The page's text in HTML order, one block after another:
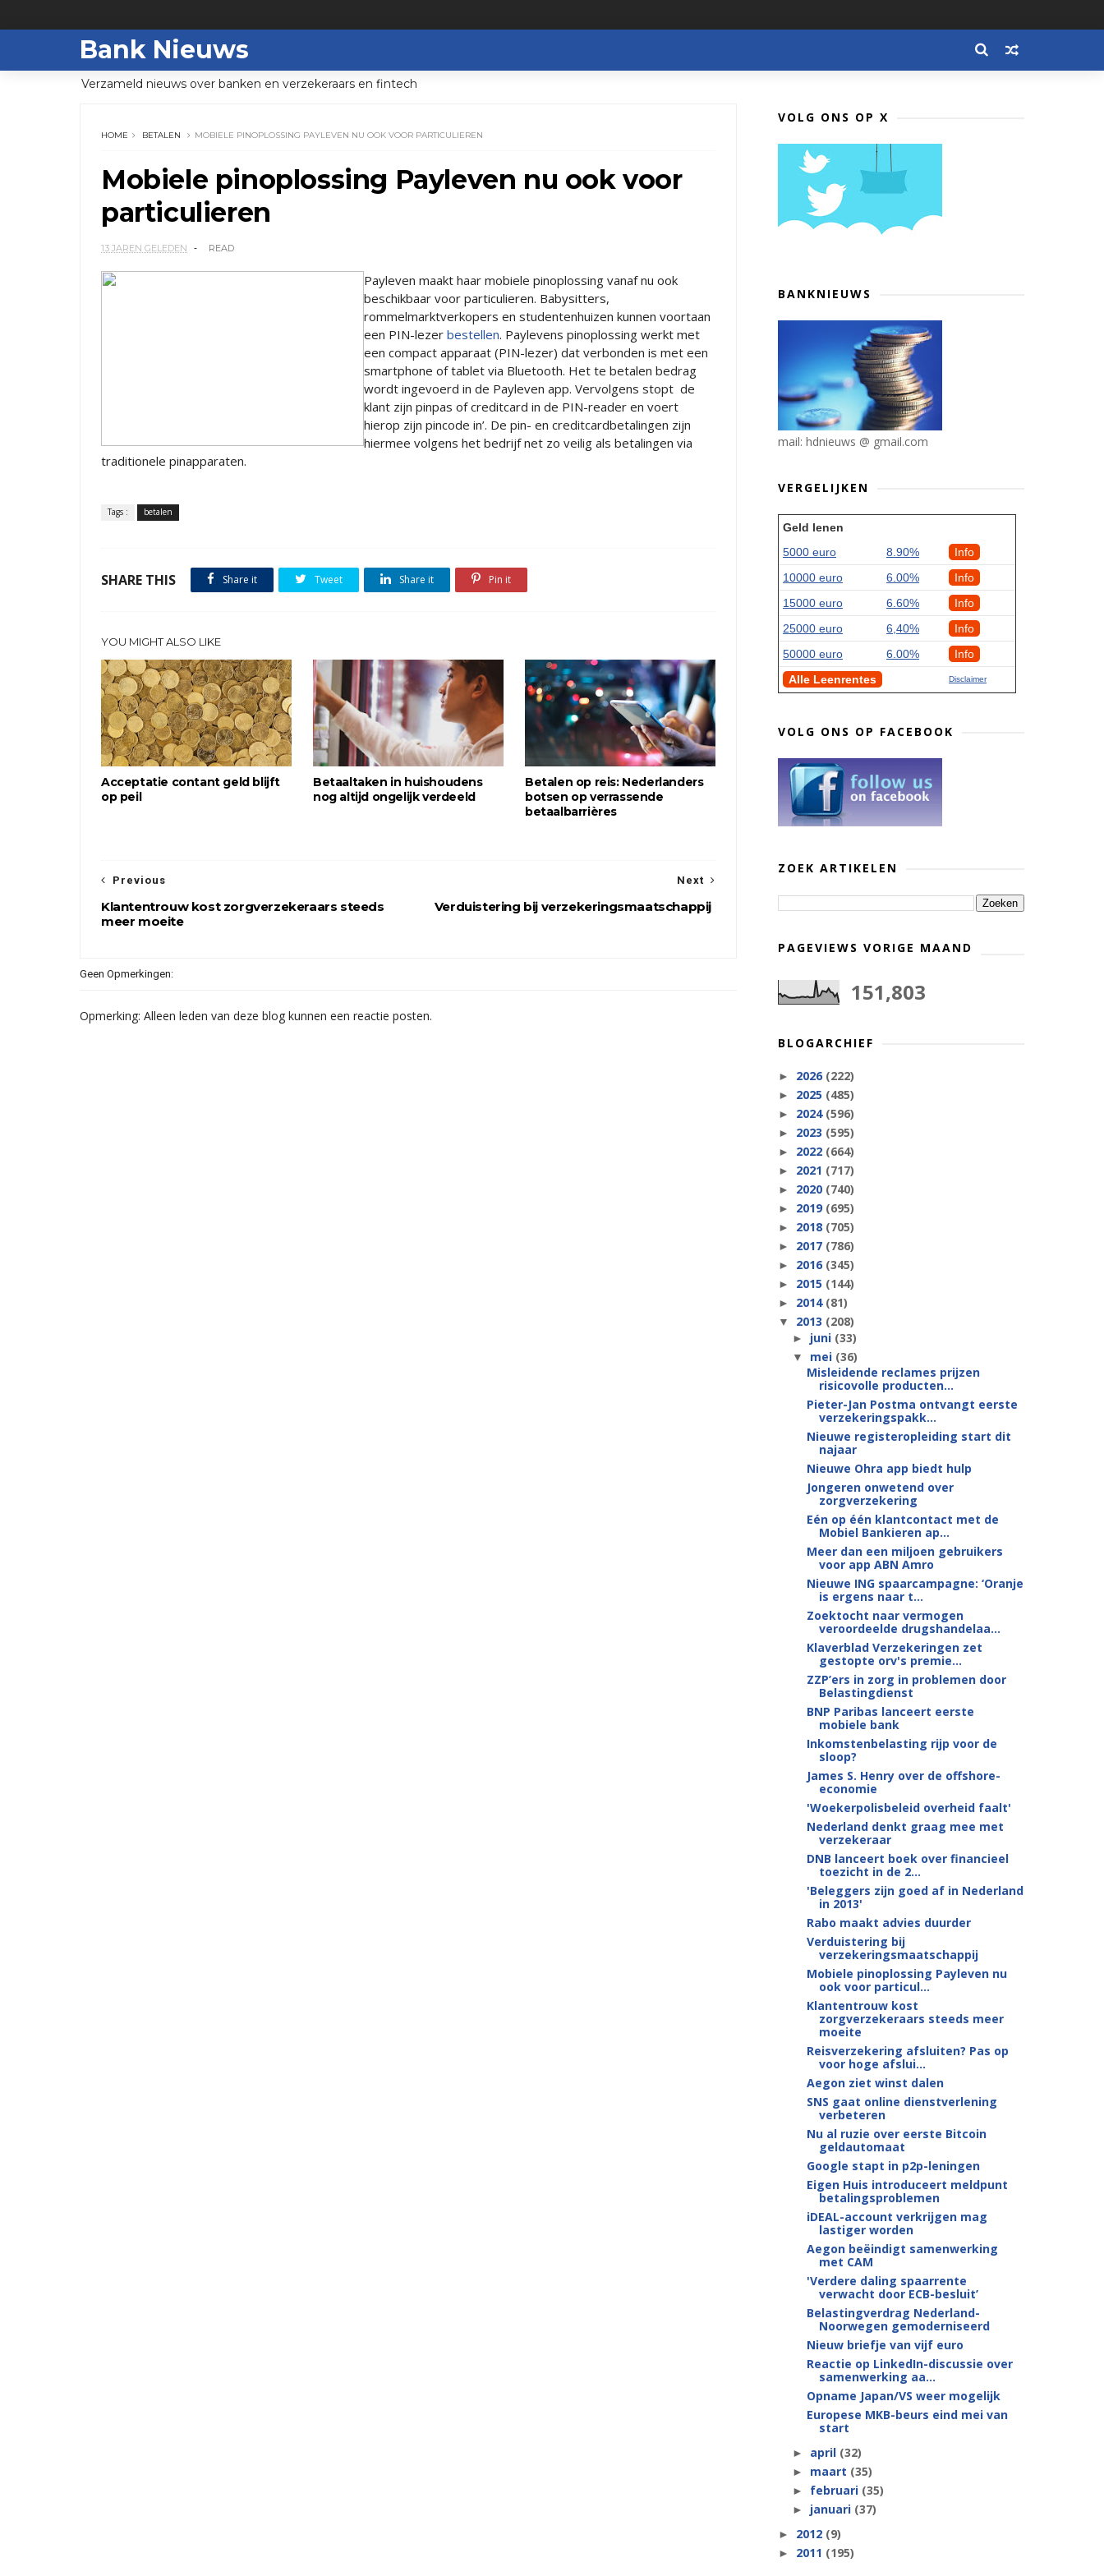
Bank Nieuws
Verzameld nieuws over banken en verzekeraars en fintech
HOME BETALEN MOBIELE PINOPLOSSING PAYLEVEN NU OOK VOOR PARTICULIEREN
Mobiele pinoplossing Payleven nu ook voor
particulieren
13 JAREN GELEDEN READ
Payleven maakt haar mobiele pinoplossing vanaf nu ook
beschikbaar voor particulieren. Babysitters,
rommelmarktverkopers en studentenhuizen kunnen voortaan
een PIN-lezer bestellen. Paylevens pinoplossing werkt met
een compact apparaat (PIN-lezer) dat verbonden is met een
smartphone of tablet via Bluetooth. Het te betalen bedrag
wordt ingevoerd in de Payleven app. Vervolgens stopt de
klant zijn pinpas of creditcard in de PIN-reader en voert
hierop zijn pincode in’. De pin- en creditcardbetalingen zijn
hiermee volgens het bedrijf net zo veilig als betalingen via
traditionele pinapparaten.
Tags : betalen
SHARE THIS Share it Tweet Share it Pin it
YOU MIGHT ALSO LIKE
Acceptatie contant geld blijft
op peil
Betaaltaken in huishoudens
nog altijd ongelijk verdeeld
Betalen op reis: Nederlanders
botsen op verrassende
betaalbarrières
Next
Verduistering bij verzekeringsmaatschappij
Previous
Klantentrouw kost zorgverzekeraars steeds
meer moeite
Geen Opmerkingen:
Opmerking: Alleen leden van deze blog kunnen een reactie posten.
VOLG ONS OP X
BANKNIEUWS
mail: hdnieuws @ gmail.com
VERGELIJKEN
Geld lenen
5000 euro
8.90%
Info
10000 euro
6.00%
Info
15000 euro
6.60%
Info
25000 euro
6,40%
Info
50000 euro
6.00%
Info
Alle Leenrentes
Disclaimer
VOLG ONS OP FACEBOOK
ZOEK ARTIKELEN
PAGEVIEWS VORIGE MAAND
151,803
BLOGARCHIEF
► 2026 (222)
► 2025 (485)
► 2024 (596)
► 2023 (595)
► 2022 (664)
► 2021 (717)
► 2020 (740)
► 2019 (695)
► 2018 (705)
► 2017 (786)
► 2016 (345)
► 2015 (144)
► 2014 (81)
▼ 2013 (208)
► juni (33)
▼ mei (36)
Misleidende reclames prijzen
risicovolle producten...
Pieter-Jan Postma ontvangt eerste
verzekeringspakk...
Nieuwe registeropleiding start dit
najaar
Nieuwe Ohra app biedt hulp
Jongeren onwetend over
zorgverzekering
Eén op één klantcontact met de
Mobiel Bankieren ap...
Meer dan een miljoen gebruikers
voor app ABN Amro
Nieuwe ING spaarcampagne: ‘Oranje
is ergens naar t...
Zoektocht naar vermogen
veroordeelde drugshandelaa...
Klaverblad Verzekeringen zet
gestopte orv's premie...
ZZP’ers in zorg in problemen door
Belastingdienst
BNP Paribas lanceert eerste
mobiele bank
Inkomstenbelasting rijp voor de
sloop?
James S. Henry over de offshore-
economie
'Woekerpolisbeleid overheid faalt'
Nederland denkt graag mee met
verzekeraar
DNB lanceert boek over financieel
toezicht in de 2...
'Beleggers zijn goed af in Nederland
in 2013'
Rabo maakt advies duurder
Verduistering bij
verzekeringsmaatschappij
Mobiele pinoplossing Payleven nu
ook voor particul...
Klantentrouw kost
zorgverzekeraars steeds meer
moeite
Reisverzekering afsluiten? Pas op
voor hoge afslui...
Aegon ziet winst dalen
SNS gaat online dienstverlening
verbeteren
Nu al ruzie over eerste Bitcoin
geldautomaat
Google stapt in p2p-leningen
Eigen Huis introduceert meldpunt
betalingsproblemen
iDEAL-account verkrijgen mag
lastiger worden
Aegon beëindigt samenwerking
met CAM
'Verdere daling spaarrente
verwacht door ECB-besluit’
Belastingverdrag Nederland-
Noorwegen gemoderniseerd
Nieuw briefje van vijf euro
Reactie op LinkedIn-discussie over
samenwerking aa...
Opname Japan/VS weer mogelijk
Europese MKB-beurs eind mei van
start
► april (32)
► maart (35)
► februari (35)
► januari (37)
► 2012 (9)
► 2011 (195)